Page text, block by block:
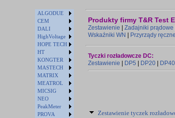
ALGODUE
CEM
DALI
HighVoltage
HOPE TECH
HT
KONGTER
MASTECH
MATRIX
MEATROL
MICSIG
NEO
PeakMeter
PROVA
Produkty firmy T&R Test
Zestawienie Zadajniki prądowe
Wskaźniki WN
Przyrządy ręczne
Tyczki rozładowcze DC:
Zestawienie
DP5 DP20 DP40
Zestawienie tyczek